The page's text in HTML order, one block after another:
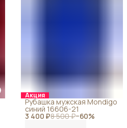
Акция
3 400 ₽8 500 ₽−60%
Рубашка мужская Mondigo
синий 16606-21